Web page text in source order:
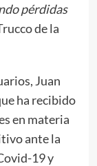
pérdidas
de la
Juan
ha recibido
en materia
ante la
19 y